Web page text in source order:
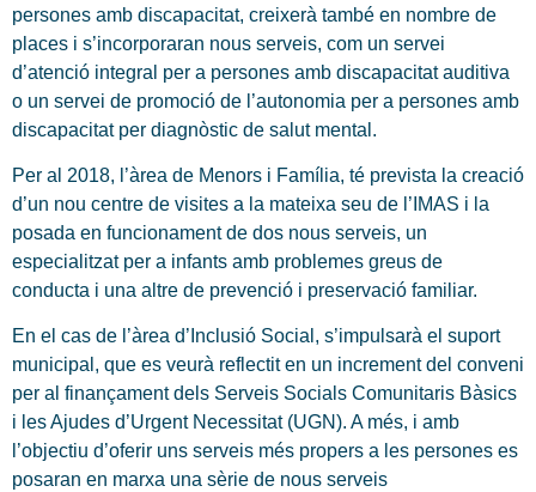
persones amb discapacitat, creixerà també en nombre de
places i s’incorporaran nous serveis, com un servei
d’atenció integral per a persones amb discapacitat auditiva
o un servei de promoció de l’autonomia per a persones amb
discapacitat per diagnòstic de salut mental.
Per al 2018, l’àrea de Menors i Família, té prevista la creació
d’un nou centre de visites a la mateixa seu de l’IMAS i la
posada en funcionament de dos nous serveis, un
especialitzat per a infants amb problemes greus de
conducta i una altre de prevenció i preservació familiar.
En el cas de l’àrea d’Inclusió Social, s’impulsarà el suport
municipal, que es veurà reflectit en un increment del conveni
per al finançament dels Serveis Socials Comunitaris Bàsics
i les Ajudes d’Urgent Necessitat (UGN). A més, i amb
l’objectiu d’oferir uns serveis més propers a les persones es
posaran en marxa una sèrie de nous serveis